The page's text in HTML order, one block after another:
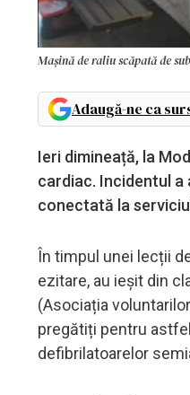
Mașină de raliu scăpată de
Adaugă-ne ca
Ieri dimineață, la
cardiac. Incidentul a
conectată la
În timpul unei lecții
ezitare, au ieșit din
(Asociația
pregătiți pentru
defibrilatoarelor